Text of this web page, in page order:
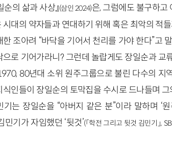
순의 삶과 사상』(삼인 2024)은, 그럼에도 불구하고
시대의 약자들과 연대하기 위해 혹은 최악의 적
한 조아려 “바닥을 기어서 천리를 가야 한다”고
으로 기어가라니? 그런데 놀랍게도 장일순과
80년대 소위 원주그룹으로 불린 다수의 지
식인들이 장일순의 토막집을 수시로 드나들며 그
기는 장일순을 “아버지 같은 분”이라 말하며 ‘
민기가 자임했던 ‘뒷것’(「학전 그리고 뒷것 김민기」,